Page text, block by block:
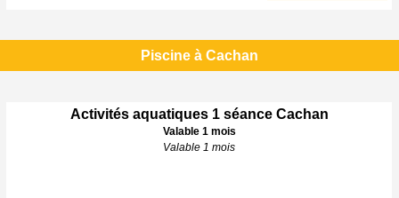
Piscine à Cachan
Activités aquatiques 1 séance Cachan
Valable 1 mois
Valable 1 mois